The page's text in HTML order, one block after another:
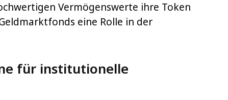
Vermögenswerte ihre Token
eine Rolle in der
für institutionelle